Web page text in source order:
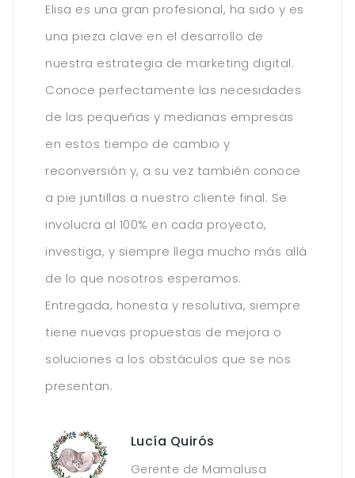
Elisa es una gran profesional, ha sido y es
una pieza clave en el desarrollo de
nuestra estrategia de marketing digital.
Conoce perfectamente las necesidades
de las pequeñas y medianas empresas
en estos tiempo de cambio y
reconversión y, a su vez también conoce
a pie juntillas a nuestro cliente final. Se
involucra al 100% en cada proyecto,
investiga, y siempre llega mucho más allá
de lo que nosotros esperamos.
Entregada, honesta y resolutiva, siempre
tiene nuevas propuestas de mejora o
soluciones a los obstáculos que se nos
presentan.
Lucía Quirós
Gerente de Mamalusa